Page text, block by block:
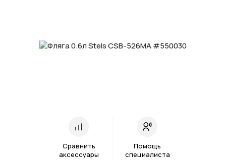
Сравнить
аксессуары
Помощь
специалиста